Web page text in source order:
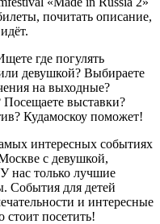
почитать описание,
где погулять
девушкой? Выбираете
на выходные?
выставки?
Кудамоскоу поможет!
интересных событиях
с девушкой,
нас только лучшие
События для детей
и интересные
стоит посетить!